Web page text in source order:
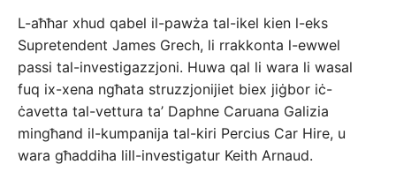
L-aħħar xhud qabel il-pawża tal-ikel kien l-eks
Supretendent James Grech, li rrakkonta l-ewwel
passi tal-investigazzjoni. Huwa qal li wara li wasal
fuq ix-xena ngħata struzzjonijiet biex jiġbor iċ-
ċavetta tal-vettura ta’ Daphne Caruana Galizia
mingħand il-kumpanija tal-kiri Percius Car Hire, u
wara għaddiha lill-investigatur Keith Arnaud.